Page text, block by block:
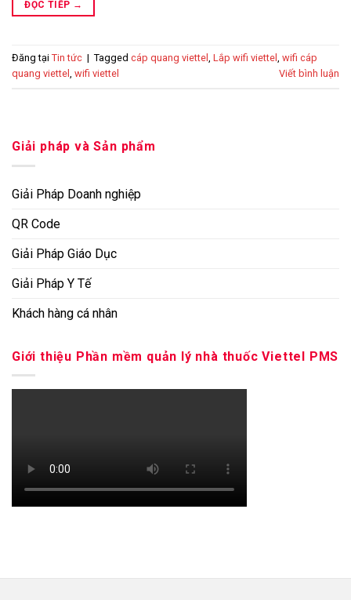
ĐỌC TIẾP →
Đăng tại Tin tức | Tagged cáp quang viettel , Lắp wifi viettel , wifi cáp
quang viettel , wifi viettel Viết bình luận
Giải pháp và Sản phẩm
Giải Pháp Doanh nghiệp
QR Code
Giải Pháp Giáo Dục
Giải Pháp Y Tế
Khách hàng cá nhân
Giới thiệu Phần mềm quản lý nhà thuốc Viettel PMS